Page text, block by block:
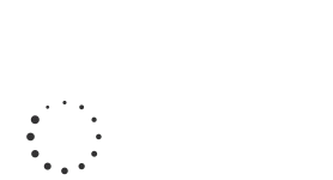
хирургическая
система c
педалью и
оптикой LED ·